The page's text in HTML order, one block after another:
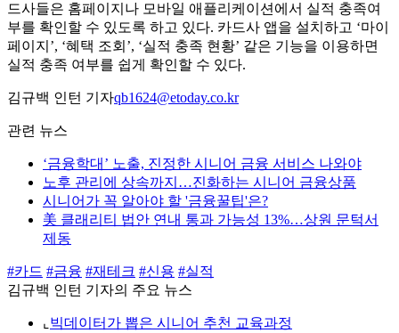
드사들은 홈페이지나 모바일 애플리케이션에서 실적 충족여
부를 확인할 수 있도록 하고 있다. 카드사 앱을 설치하고 ‘마이
페이지’, ‘혜택 조회’, ‘실적 충족 현황’ 같은 기능을 이용하면
실적 충족 여부를 쉽게 확인할 수 있다.
김규백 인턴 기자qb1624@etoday.co.kr
관련 뉴스
‘금융학대’ 노출, 진정한 시니어 금융 서비스 나와야
노후 관리에 상속까지…진화하는 시니어 금융상품
시니어가 꼭 알아야 할 '금융꿀팁'은?
美 클래리티 법안 연내 통과 가능성 13%…상원 문턱서
제동
#카드 #금융 #재테크 #신용 #실적
김규백 인턴 기자의 주요 뉴스
⌞ 빅데이터가 뽑은 시니어 추천 교육과정